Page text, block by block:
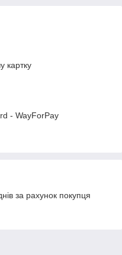
картку
- WayForPay
за рахунок покупця